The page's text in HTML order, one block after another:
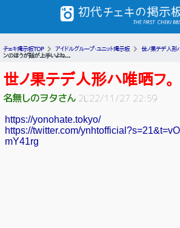
チェキ掲示板TOP アイドルグループ・ユニット掲示板 世ノ果テデ人形
ンのほうが話が上手いよね...
世ノ果テデ人形ハ唯哂フ。
名無しのヲタさん 2022/11/27 22:59
https://yonohate.tokyo/
https://twitter.com/
mY41rg